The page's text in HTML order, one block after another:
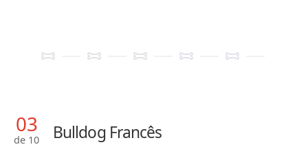
03
de 10 Bulldog Francês